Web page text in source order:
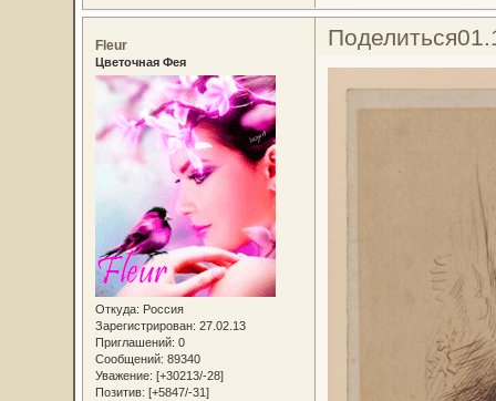
Поделиться
Fleur
Цветочная Фея
Откуда: Россия
Зарегистрирован: 27.02.13
Приглашений: 0
Сообщений: 89340
Уважение: [+30213/-28]
Позитив: [+5847/-31]